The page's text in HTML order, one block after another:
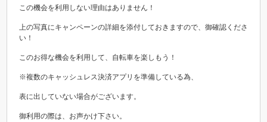
この機会を利用しない理由はありません！
上の写真にキャンペーンの詳細を添付しておきますので、御確認くださ
い！
このお得な機会を利用して、自転車を楽しもう！
※複数のキャッシュレス決済アプリを準備している為、
表に出していない場合がございます。
御利用の際は、お声かけ下さい。